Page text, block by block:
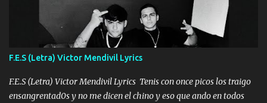
con la mirada siempre en alto A veces me fajó una super o a veces
me fajó una Glock siempre armado todas las generaciones yo
traigo El chiste es que hago lo que quiero pues así soy me mandó
yo tengo el control a todos yo les paro el dedo soy hocicon un
malcriado un malandrón Que Les importa no saben nada falsas
las risas las que me miran hay gente corriente no quieren ve...
F.E.S (Letra) Victor Mendivil Lyrics
F.E.S (Letra) Victor Mendivil Lyrics Tenis con once picos los traigo
ensangrentad0s y no me dicen el chino y eso que ando en todos